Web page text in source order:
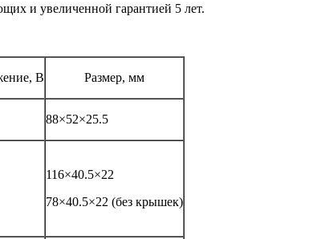
и увеличенной гарантией 5 лет.
В Размер, мм
88×52×25.5
116×40.5×22
78×40.5×22 (без крышек)